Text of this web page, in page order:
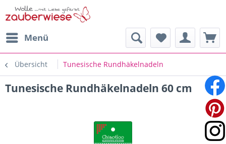
Menü
Übersicht Tunesische Rundhäkelnadeln
Tunesische Rundhäkelnadeln 60 cm